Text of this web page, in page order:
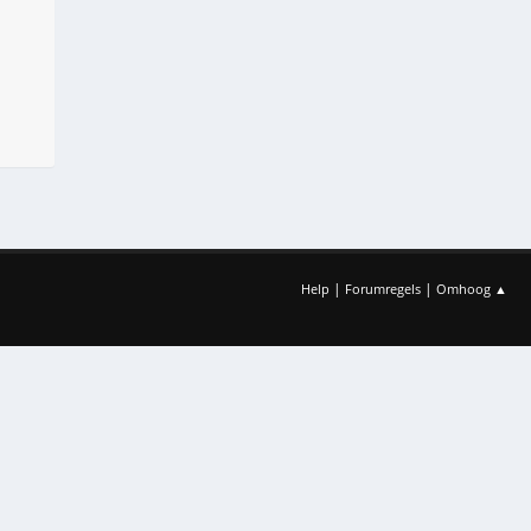
Help | Forumregels | Omhoog ▲